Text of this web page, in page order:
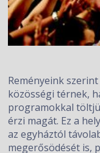
Reményeink
közösségi térnek,
programokkal
érzi magát. Ez a
az egyháztól
megerősödését is,